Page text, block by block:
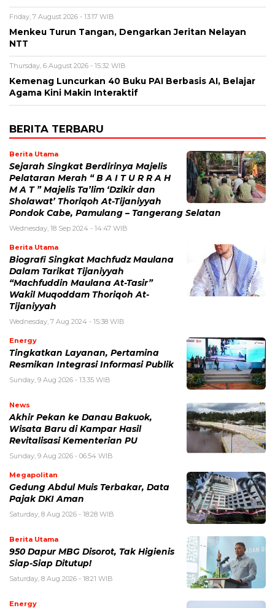
Friday, 7 August 2026 - 13:17 WIB
Menkeu Turun Tangan, Dengarkan Jeritan Nelayan
NTT
Thursday, 6 August 2026 - 15:32 WIB
Kemenag Luncurkan 40 Buku PAI Berbasis AI, Belajar
Agama Kini Makin Interaktif
BERITA TERBARU
Berita Utama
Sejarah Singkat Berdirinya Majelis
Pelataran Merah “ B A I T U R R A H
M A T ” Majelis Ta’lim ‘Dzikir dan
Sholawat’ Thoriqoh At-Tijaniyyah
Pondok Cabe, Pamulang – Tangerang Selatan
Wednesday, 18 Sep 2024 - 14:47 WIB
Berita Utama
Biografi Singkat Machfudz Maulana
Dalam Tarikat Tijaniyyah
“Machfuddin Maulana At-Tasir”
Wakil Muqoddam Thoriqoh At-
Tijaniyyah
Wednesday, 7 Aug 2024 - 15:38 WIB
Energy
Tingkatkan Layanan, Pertamina
Resmikan Integrasi Informasi Publik
Sunday, 9 Aug 2026 - 13:35 WIB
News
Akhir Pekan ke Danau Bakuok,
Wisata Baru di Kampar Hasil
Revitalisasi Kementerian PU
Sunday, 9 Aug 2026 - 06:54 WIB
Megapolitan
Gedung Abdul Muis Terbakar, Data
Pajak DKI Aman
Saturday, 8 Aug 2026 - 18:28 WIB
Berita Utama
950 Dapur MBG Disorot, Tak Higienis
Siap-Siap Ditutup!
Saturday, 8 Aug 2026 - 18:21 WIB
Energy